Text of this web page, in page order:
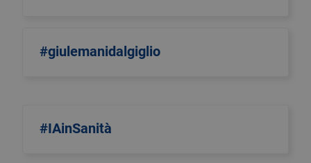
#giulemanidalgiglio
#IAinSanità